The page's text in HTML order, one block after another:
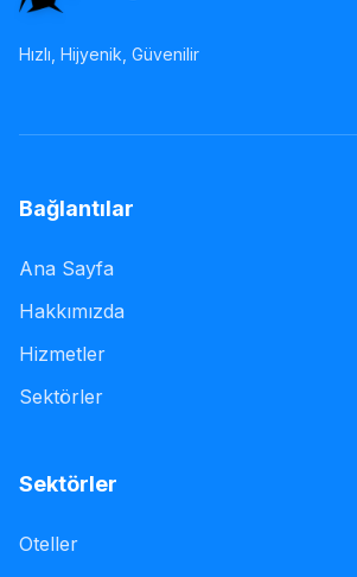
Hızlı, Hijyenik, Güvenilir
Bağlantılar
Ana Sayfa
Hakkımızda
Hizmetler
Sektörler
Sektörler
Oteller